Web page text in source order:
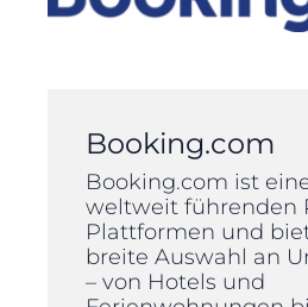
Booking.com
Booking.com ist
weltweit führenden
Plattformen und
breite Auswahl an
– von Hotels und